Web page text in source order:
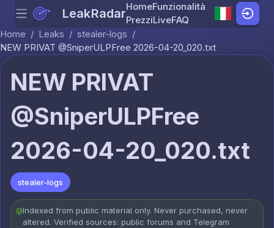
Skip to content
Menu LeakRadarHomeFunzionalità
PrezziLiveFAQ
Home / Leaks / stealer-logs /
NEW PRIVAT @SniperULPFree 2026-04-20_020.txt
NEW PRIVAT
@SniperULPFree
2026-04-20_020.txt
stealer-logs
Indexed from public material only. Never purchased, never
altered. Verified sources: public forums and Telegram